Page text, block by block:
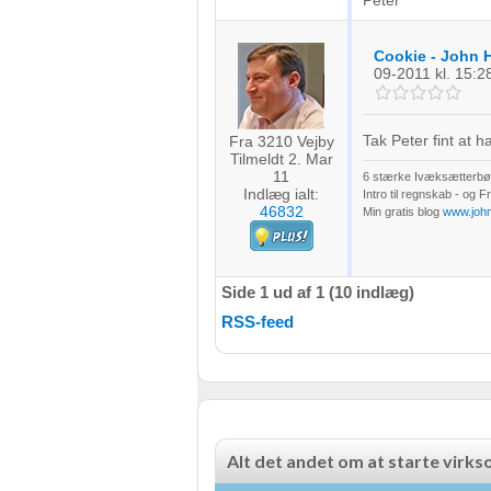
Fra 3210 Vejby
Tilmeldt 2. Mar
11
Indlæg ialt:
46832
Cookie - John
09-2011 kl.
Tak Peter fint at
6 stærke
Intro til regnskab - og
Min gratis blog
Side 1 ud af 1 (10 indlæg)
RSS-feed
Alt det andet om at starte
Bruge præcise geografiske placeringsoplysninger
Identificere enheder baseret på aktivt anmodede oplysninger